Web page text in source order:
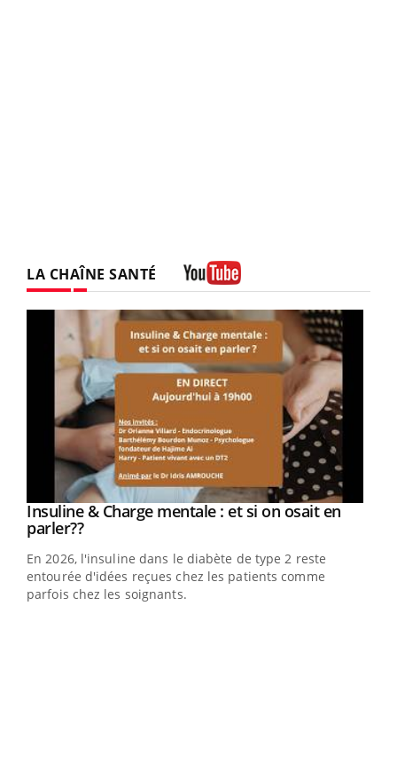
LA CHAÎNE SANTÉ
Youtube
Insuline & Charge mentale : et si on osait en
parler??Youtube
En 2026, l'insuline dans le diabète de type 2 reste
entourée d'idées reçues chez les patients comme
parfois chez les soignants.